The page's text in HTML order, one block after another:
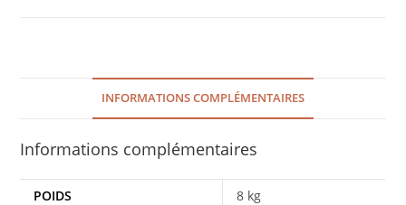
INFORMATIONS COMPLÉMENTAIRES
Informations complémentaires
POIDS 8 kg